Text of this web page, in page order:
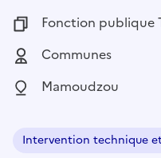
Fonction publique :
Fonction publique
Employeur :
Communes
Localisation :
Mamoudzou
Intervention technique